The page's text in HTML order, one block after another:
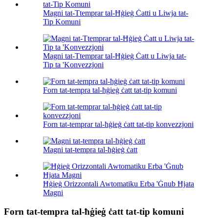
Magni tat-Ttemprar tal-Ħġieġ Ċatti u Liwja tat-
Tip Komuni
Magni tat-Ttemprar tal-Ħġieġ Ċatt u Liwja tat-
Tip ta 'Konvezzjoni
Forn tat-tempra tal-ħġieġ ċatt tat-tip komuni
Forn tat-temprar tal-ħġieġ ċatt tat-tip konvezzjoni
Magni tat-tempra tal-ħġieġ ċatt
Ħġieġ Orizzontali Awtomatiku Erba 'Ġnub Ħjata
Magni
Forn tat-tempra tal-ħġieġ ċatt tat-tip komuni